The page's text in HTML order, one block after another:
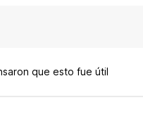
que esto fue útil